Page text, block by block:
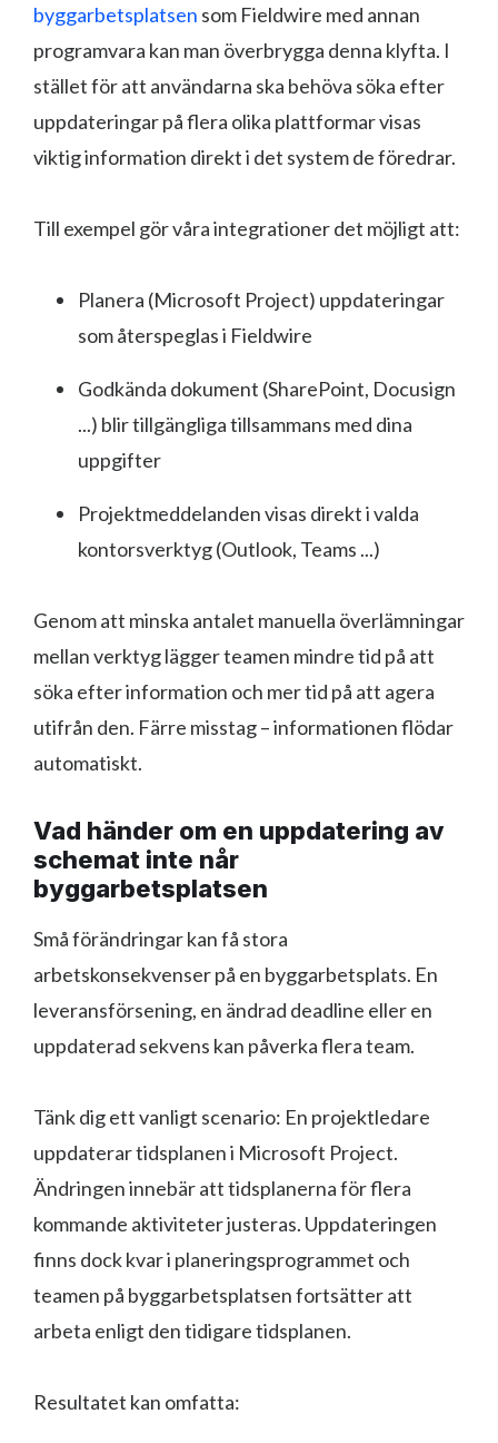
byggarbetsplatsen som Fieldwire med annan
programvara kan man överbrygga denna klyfta. I
stället för att användarna ska behöva söka efter
uppdateringar på flera olika plattformar visas
viktig information direkt i det system de föredrar.
Till exempel gör våra integrationer det möjligt att:
Planera (Microsoft Project) uppdateringar
som återspeglas i Fieldwire
Godkända dokument (SharePoint, Docusign
...) blir tillgängliga tillsammans med dina
uppgifter
Projektmeddelanden visas direkt i valda
kontorsverktyg (Outlook, Teams ...)
Genom att minska antalet manuella överlämningar
mellan verktyg lägger teamen mindre tid på att
söka efter information och mer tid på att agera
utifrån den. Färre misstag – informationen flödar
automatiskt.
Vad händer om en uppdatering av
schemat inte når
byggarbetsplatsen
Små förändringar kan få stora
arbetskonsekvenser på en byggarbetsplats. En
leveransförsening, en ändrad deadline eller en
uppdaterad sekvens kan påverka flera team.
Tänk dig ett vanligt scenario: En projektledare
uppdaterar tidsplanen i Microsoft Project.
Ändringen innebär att tidsplanerna för flera
kommande aktiviteter justeras. Uppdateringen
finns dock kvar i planeringsprogrammet och
teamen på byggarbetsplatsen fortsätter att
arbeta enligt den tidigare tidsplanen.
Resultatet kan omfatta: